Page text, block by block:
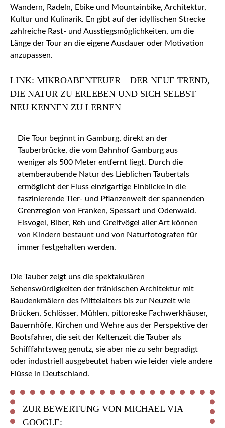
Wandern, Radeln, Ebike und Mountainbike, Architektur,
Kultur und Kulinarik. En gibt auf der idyllischen Strecke
zahlreiche Rast- und Ausstiegsmöglichkeiten, um die
Länge der Tour an die eigene Ausdauer oder Motivation
anzupassen.
LINK: MIKROABENTEUER – DER NEUE TREND,
DIE NATUR ZU ERLEBEN UND SICH SELBST
NEU KENNEN ZU LERNEN
Die Tour beginnt in Gamburg, direkt an der
Tauberbrücke, die vom Bahnhof Gamburg aus
weniger als 500 Meter entfernt liegt. Durch die
atemberaubende Natur des Lieblichen Taubertals
ermöglicht der Fluss einzigartige Einblicke in die
faszinierende Tier- und Pflanzenwelt der spannenden
Grenzregion von Franken, Spessart und Odenwald.
Eisvogel, Biber, Reh und Greifvögel aller Art können
von Kindern bestaunt und von Naturfotografen für
immer festgehalten werden.
Die Tauber zeigt uns die spektakulären
Sehenswürdigkeiten der fränkischen Architektur mit
Baudenkmälern des Mittelalters bis zur Neuzeit wie
Brücken, Schlösser, Mühlen, pittoreske Fachwerkhäuser,
Bauernhöfe, Kirchen und Wehre aus der Perspektive der
Bootsfahrer, die seit der Keltenzeit die Tauber als
Schifffahrtsweg genutz, sie aber nie zu sehr begradigt
oder industriell ausgebeutet haben wie leider viele andere
Flüsse in Deutschland.
ZUR BEWERTUNG VON MICHAEL VIA
GOOGLE: